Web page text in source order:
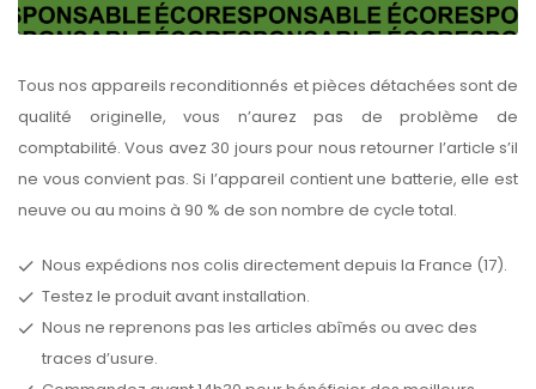
Tous nos appareils reconditionnés et pièces détachées sont de
qualité originelle, vous n’aurez pas de problème de
comptabilité. Vous avez 30 jours pour nous retourner l’article s’il
ne vous convient pas. Si l’appareil contient une batterie, elle est
neuve ou au moins à 90 % de son nombre de cycle total.
Nous expédions nos colis directement depuis la France (17).
Testez le produit avant installation.
Nous ne reprenons pas les articles abîmés ou avec des
traces d’usure.